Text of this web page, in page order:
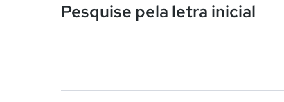
Pesquise pela letra inicial